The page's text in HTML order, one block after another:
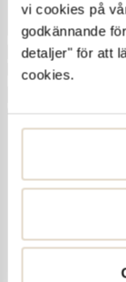
vi cookies på
godkännande
detaljer" för att
cookies.